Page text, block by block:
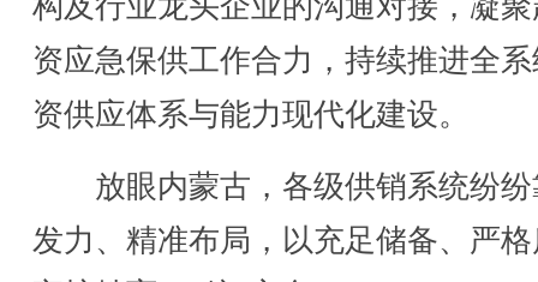
资应急保供工作合力，持续推进全
资供应体系与能力现代化建设。
放眼内蒙古，各级供销系统纷纷
发力、精准布局，以充足储备、严